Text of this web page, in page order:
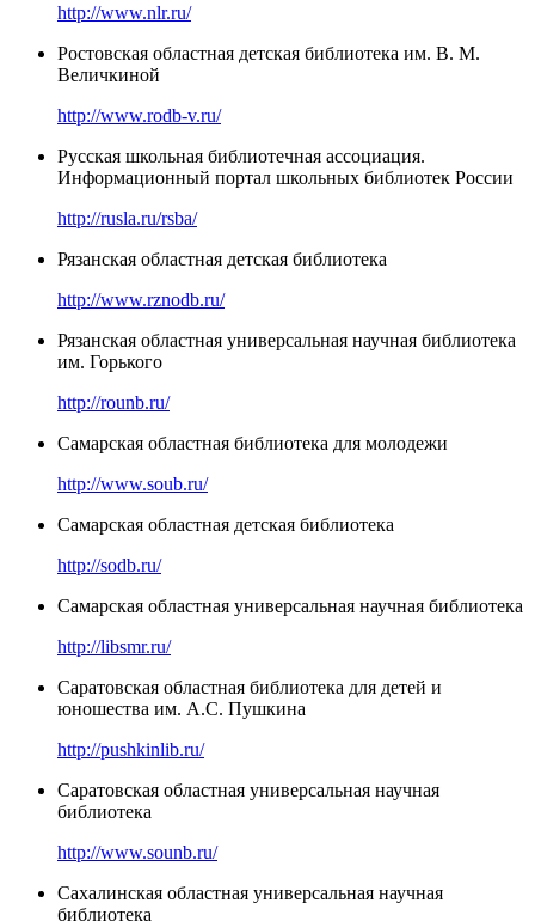
http://www.nlr.ru/
Ростовская областная детская библиотека им. В. М.
Величкиной
http://www.rodb-v.ru/
Русская школьная библиотечная ассоциация.
Информационный портал школьных библиотек России
http://rusla.ru/rsba/
Рязанская областная детская библиотека
http://www.rznodb.ru/
Рязанская областная универсальная научная библиотека
им. Горького
http://rounb.ru/
Самарская областная библиотека для молодежи
http://www.soub.ru/
Самарская областная детская библиотека
http://sodb.ru/
Самарская областная универсальная научная библиотека
http://libsmr.ru/
Саратовская областная библиотека для детей и
юношества им. А.С. Пушкина
http://pushkinlib.ru/
Саратовская областная универсальная научная
библиотека
http://www.sounb.ru/
Сахалинская областная универсальная научная
библиотека